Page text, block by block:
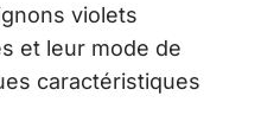
violets
et leur mode de
caractéristiques